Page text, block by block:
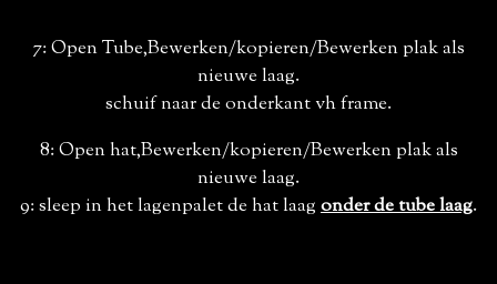
7: Open Tube,Bewerken/kopieren/Bewerken plak als
nieuwe laag.
schuif naar de onderkant vh frame.
8: Open hat,Bewerken/kopieren/Bewerken plak als
nieuwe laag.
9: sleep in het lagenpalet de hat laag onder de tube laag.